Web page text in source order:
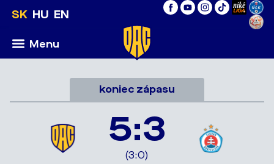
SK HU EN
Menu
koniec zápasu
5:3
(3:0)